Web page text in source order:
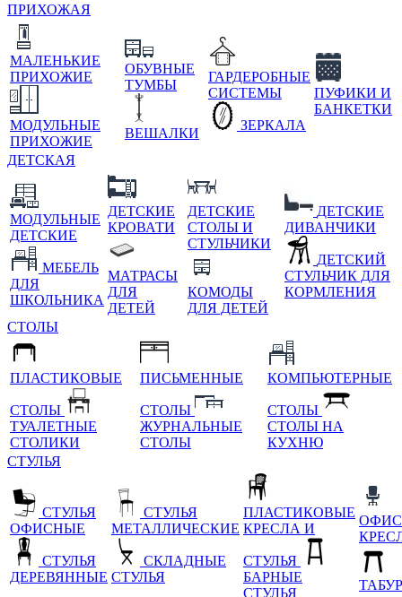
ПРИХОЖАЯ
МАЛЕНЬКИЕ
ПРИХОЖИЕ
МОДУЛЬНЫЕ
ПРИХОЖИЕ
ОБУВНЫЕ
ТУМБЫ
ВЕШАЛКИ
ГАРДЕРОБНЫЕ
СИСТЕМЫ
ЗЕРКАЛА
ПУФИКИ И
БАНКЕТКИ
ДЕТСКАЯ
МОДУЛЬНЫЕ
ДЕТСКИЕ
МЕБЕЛЬ
ДЛЯ
ШКОЛЬНИКА
ДЕТСКИЕ
КРОВАТИ
МАТРАСЫ
ДЛЯ
ДЕТЕЙ
ДЕТСКИЕ
СТОЛЫ И
СТУЛЬЧИКИ
КОМОДЫ
ДЛЯ ДЕТЕЙ
ДЕТСКИЕ
ДИВАНЧИКИ
ДЕТСКИЙ
СТУЛЬЧИК ДЛЯ
КОРМЛЕНИЯ
СТОЛЫ
ПЛАСТИКОВЫЕ
СТОЛЫ
ТУАЛЕТНЫЕ
СТОЛИКИ
ПИСЬМЕННЫЕ
СТОЛЫ
ЖУРНАЛЬНЫЕ
СТОЛЫ
КОМПЬЮТЕРНЫЕ
СТОЛЫ
СТОЛЫ НА
КУХНЮ
СТУЛЬЯ
СТУЛЬЯ
ОФИСНЫЕ
СТУЛЬЯ
ДЕРЕВЯННЫЕ
СТУЛЬЯ
МЕТАЛЛИЧЕСКИЕ
СКЛАДНЫЕ
СТУЛЬЯ
ПЛАСТИКОВЫЕ
КРЕСЛА И
СТУЛЬЯ
БАРНЫЕ
СТУЛЬЯ